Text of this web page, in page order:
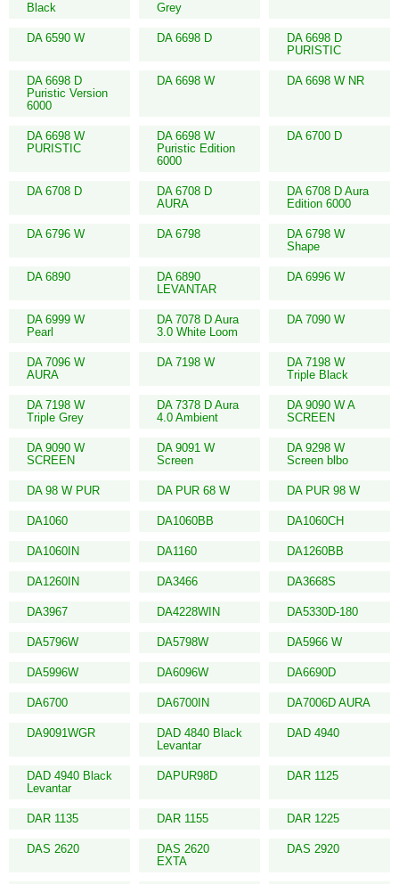
Black
Grey
DA 6590 W DA 6698 D
DA 6698 D
PURISTIC
DA 6698 D
Puristic Version
6000
DA 6698 W DA 6698 W NR
DA 6698 W
PURISTIC
DA 6698 W
Puristic Edition
6000
DA 6700 D
DA 6708 D
DA 6708 D
AURA
DA 6708 D Aura
Edition 6000
DA 6796 W DA 6798
DA 6798 W
Shape
DA 6890
DA 6890
LEVANTAR
DA 6996 W
DA 6999 W
Pearl
DA 7078 D Aura
3.0 White Loom
DA 7090 W
DA 7096 W
AURA
DA 7198 W
DA 7198 W
Triple Black
DA 7198 W
Triple Grey
DA 7378 D Aura
4.0 Ambient
DA 9090 W A
SCREEN
DA 9090 W
SCREEN
DA 9091 W
Screen
DA 9298 W
Screen blbo
DA 98 W PUR DA PUR 68 W DA PUR 98 W
DA1060 DA1060BB DA1060CH
DA1060IN DA1160 DA1260BB
DA1260IN DA3466 DA3668S
DA3967 DA4228WIN DA5330D-180
DA5796W DA5798W DA5966 W
DA5996W DA6096W DA6690D
DA6700 DA6700IN DA7006D AURA
DA9091WGR
DAD 4840 Black
Levantar
DAD 4940
DAD 4940 Black
Levantar
DAPUR98D DAR 1125
DAR 1135 DAR 1155 DAR 1225
DAS 2620
DAS 2620
EXTA
DAS 2920